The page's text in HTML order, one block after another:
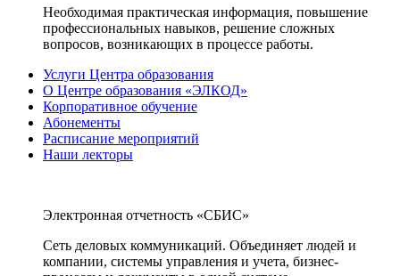
Необходимая практическая информация, повышение
профессиональных навыков, решение сложных
вопросов, возникающих в процессе работы.
Услуги Центра образования
О Центре образования «ЭЛКОД»
Корпоративное обучение
Абонементы
Расписание мероприятий
Наши лекторы
Электронная отчетность «СБИС»
Сеть деловых коммуникаций. Объединяет людей и
компании, системы управления и учета, бизнес-